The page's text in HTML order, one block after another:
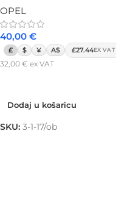
OPEL
40,00 €
£ $ ¥ A$ £27.44EX VAT
32,00 € ex VAT
Dodaj u košaricu
SKU: 3-1-17/ob